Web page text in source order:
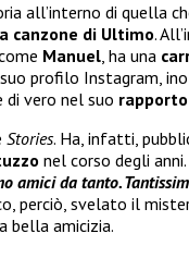
all’interno di quella
canzone di Ultimo.
Manuel, ha una
profilo Instagram,
di vero nel suo
Stories. Ha, infatti,
nel corso degli anni.
amici da tanto.
perciò, svelato il
bella amicizia.